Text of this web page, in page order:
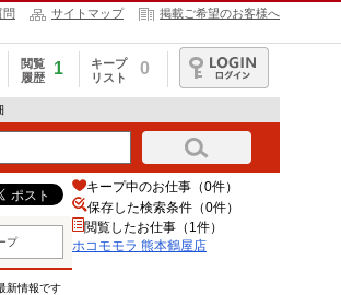
問 サイトマップ 掲載ご希望のお客様へ
閲覧
履歴
1
キープ
リスト
0
ログイン
プ
新情報です
キープ中のお仕事（0件）
保存した検索条件（0件）
閲覧したお仕事（1件）
ホコモモラ 熊本鶴屋店